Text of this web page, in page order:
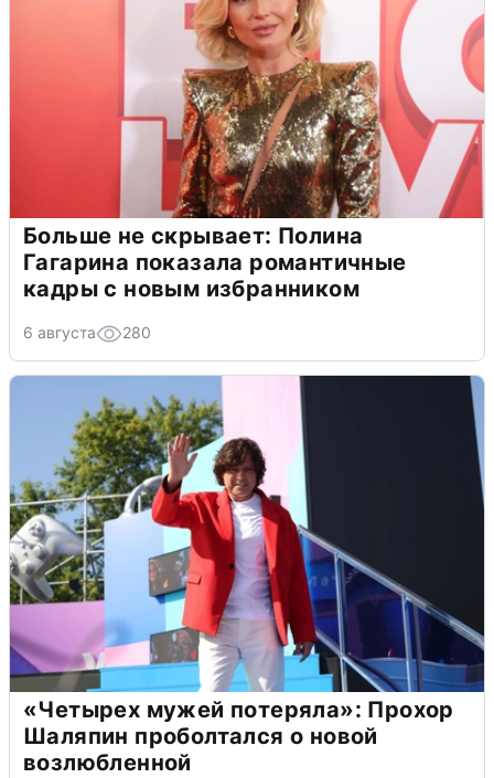
Больше не скрывает: Полина
Гагарина показала романтичные
кадры с новым избранником
6 августа 280
«Четырех мужей потеряла»: Прохор
Шаляпин проболтался о новой
возлюбленной